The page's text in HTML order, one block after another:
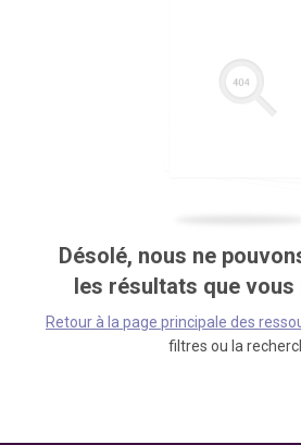
Désolé, nous ne
les résultats que vous
Retour à la page principale des
filtres ou la